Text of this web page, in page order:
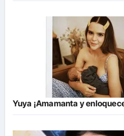
Yuya ¡Amamanta y